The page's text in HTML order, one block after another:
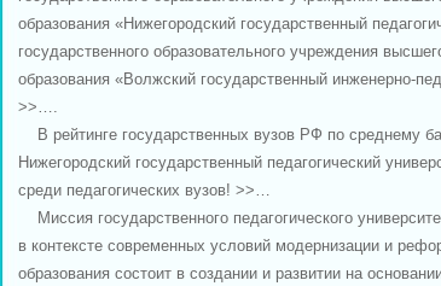
образования «Нижегородский государственный
государственного образовательного учреждения
образования «Волжский государственный инженерно-
>>….
В рейтинге государственных вузов РФ по среднему
Нижегородский государственный педагогический
среди педагогических вузов! >>…
Миссия государственного педагогического
в контексте современных условий модернизации и
образования состоит в создании и развитии на